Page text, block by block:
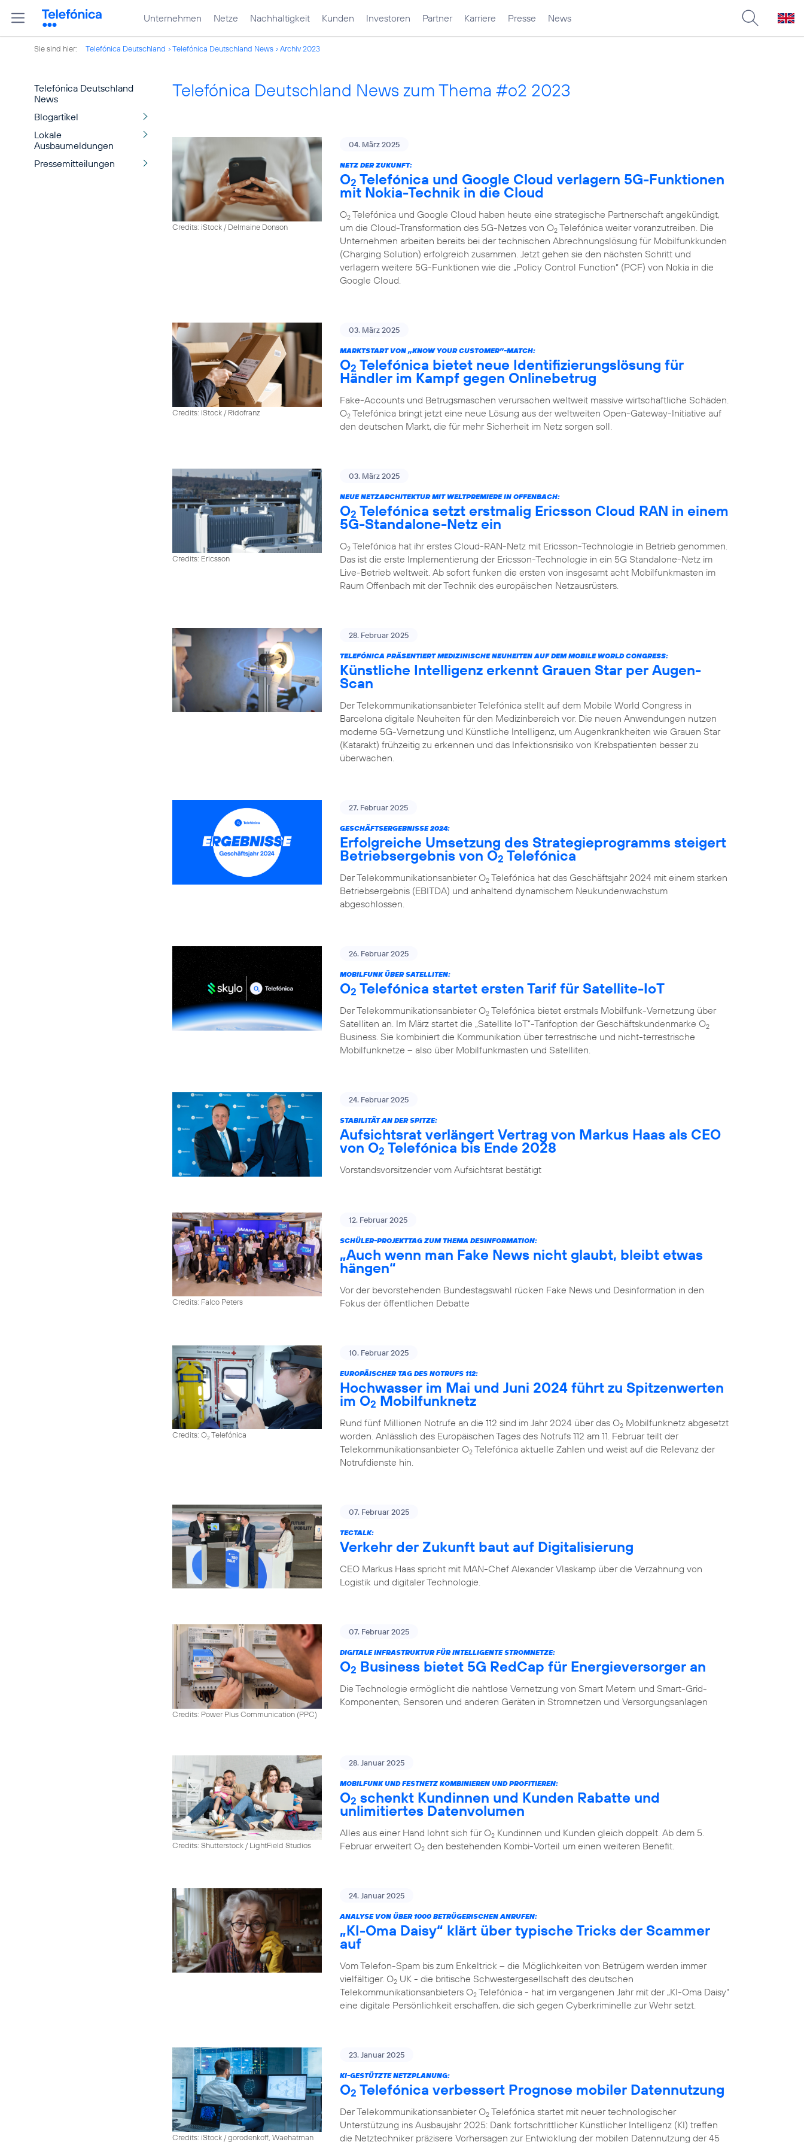
Unternehmen Netze Nachhaltigkeit Kunden Investoren Partner Karriere Presse News
Sie sind hier: Telefónica Deutschland Telefónica Deutschland News Archiv 2023
Telefónica Deutschland
News
Blogartikel
Lokale
Ausbaumeldungen
Pressemitteilungen
Telefónica Deutschland News zum Thema #o2 2023
Credits: iStock / Delmaine Donson
04. März 2025
NETZ DER ZUKUNFT:
O2 Telefónica und Google Cloud verlagern 5G-Funktionen
mit Nokia-Technik in die Cloud
O2 Telefónica und Google Cloud haben heute eine strategische Partnerschaft angekündigt,
um die Cloud-Transformation des 5G-Netzes von O2 Telefónica weiter voranzutreiben. Die
Unternehmen arbeiten bereits bei der technischen Abrechnungslösung für Mobilfunkkunden
(Charging Solution) erfolgreich zusammen. Jetzt gehen sie den nächsten Schritt und
verlagern weitere 5G-Funktionen wie die „Policy Control Function“ (PCF) von Nokia in die
Google Cloud.
Credits: iStock / Ridofranz
03. März 2025
MARKTSTART VON „KNOW YOUR CUSTOMER”-MATCH:
O2 Telefónica bietet neue Identifizierungslösung für
Händler im Kampf gegen Onlinebetrug
Fake-Accounts und Betrugsmaschen verursachen weltweit massive wirtschaftliche Schäden.
O2 Telefónica bringt jetzt eine neue Lösung aus der weltweiten Open-Gateway-Initiative auf
den deutschen Markt, die für mehr Sicherheit im Netz sorgen soll.
Credits: Ericsson
03. März 2025
NEUE NETZARCHITEKTUR MIT WELTPREMIERE IN OFFENBACH:
O2 Telefónica setzt erstmalig Ericsson Cloud RAN in einem
5G-Standalone-Netz ein
O2 Telefónica hat ihr erstes Cloud-RAN-Netz mit Ericsson-Technologie in Betrieb genommen.
Das ist die erste Implementierung der Ericsson-Technologie in ein 5G Standalone-Netz im
Live-Betrieb weltweit. Ab sofort funken die ersten von insgesamt acht Mobilfunkmasten im
Raum Offenbach mit der Technik des europäischen Netzausrüsters.
28. Februar 2025
TELEFÓNICA PRÄSENTIERT MEDIZINISCHE NEUHEITEN AUF DEM MOBILE WORLD CONGRESS:
Künstliche Intelligenz erkennt Grauen Star per Augen-
Scan
Der Telekommunikationsanbieter Telefónica stellt auf dem Mobile World Congress in
Barcelona digitale Neuheiten für den Medizinbereich vor. Die neuen Anwendungen nutzen
moderne 5G-Vernetzung und Künstliche Intelligenz, um Augenkrankheiten wie Grauen Star
(Katarakt) frühzeitig zu erkennen und das Infektionsrisiko von Krebspatienten besser zu
überwachen.
27. Februar 2025
GESCHÄFTSERGEBNISSE 2024:
Erfolgreiche Umsetzung des Strategieprogramms steigert
Betriebsergebnis von O2 Telefónica
Der Telekommunikationsanbieter O2 Telefónica hat das Geschäftsjahr 2024 mit einem starken
Betriebsergebnis (EBITDA) und anhaltend dynamischem Neukundenwachstum
abgeschlossen.
26. Februar 2025
MOBILFUNK ÜBER SATELLITEN:
O2 Telefónica startet ersten Tarif für Satellite-IoT
Der Telekommunikationsanbieter O2 Telefónica bietet erstmals Mobilfunk-Vernetzung über
Satelliten an. Im März startet die „Satellite IoT”-Tarifoption der Geschäftskundenmarke O2
Business. Sie kombiniert die Kommunikation über terrestrische und nicht-terrestrische
Mobilfunknetze – also über Mobilfunkmasten und Satelliten.
24. Februar 2025
STABILITÄT AN DER SPITZE:
Aufsichtsrat verlängert Vertrag von Markus Haas als CEO
von O2 Telefónica bis Ende 2028
Vorstandsvorsitzender vom Aufsichtsrat bestätigt
Credits: Falco Peters
12. Februar 2025
SCHÜLER-PROJEKTTAG ZUM THEMA DESINFORMATION:
„Auch wenn man Fake News nicht glaubt, bleibt etwas
hängen“
Vor der bevorstehenden Bundestagswahl rücken Fake News und Desinformation in den
Fokus der öffentlichen Debatte
Credits: O2Telefónica
10. Februar 2025
EUROPÄISCHER TAG DES NOTRUFS 112:
Hochwasser im Mai und Juni 2024 führt zu Spitzenwerten
im O2 Mobilfunknetz
Rund fünf Millionen Notrufe an die 112 sind im Jahr 2024 über das O2 Mobilfunknetz abgesetzt
worden. Anlässlich des Europäischen Tages des Notrufs 112 am 11. Februar teilt der
Telekommunikationsanbieter O2 Telefónica aktuelle Zahlen und weist auf die Relevanz der
Notrufdienste hin.
07. Februar 2025
TECTALK:
Verkehr der Zukunft baut auf Digitalisierung
CEO Markus Haas spricht mit MAN-Chef Alexander Vlaskamp über die Verzahnung von
Logistik und digitaler Technologie.
Credits: Power Plus Communication (PPC)
07. Februar 2025
DIGITALE INFRASTRUKTUR FÜR INTELLIGENTE STROMNETZE:
O2 Business bietet 5G RedCap für Energieversorger an
Die Technologie ermöglicht die nahtlose Vernetzung von Smart Metern und Smart-Grid-
Komponenten, Sensoren und anderen Geräten in Stromnetzen und Versorgungsanlagen
Credits: Shutterstock / LightField Studios
28. Januar 2025
MOBILFUNK UND FESTNETZ KOMBINIEREN UND PROFITIEREN:
O2 schenkt Kundinnen und Kunden Rabatte und
unlimitiertes Datenvolumen
Alles aus einer Hand lohnt sich für O2 Kundinnen und Kunden gleich doppelt. Ab dem 5.
Februar erweitert O2 den bestehenden Kombi-Vorteil um einen weiteren Benefit.
24. Januar 2025
ANALYSE VON ÜBER 1000 BETRÜGERISCHEN ANRUFEN:
„KI-Oma Daisy“ klärt über typische Tricks der Scammer
auf
Vom Telefon-Spam bis zum Enkeltrick – die Möglichkeiten von Betrügern werden immer
vielfältiger. O2 UK - die britische Schwestergesellschaft des deutschen
Telekommunikationsanbieters O2 Telefónica - hat im vergangenen Jahr mit der „KI-Oma Daisy“
eine digitale Persönlichkeit erschaffen, die sich gegen Cyberkriminelle zur Wehr setzt.
Credits: iStock / gorodenkoff, Waehatman
23. Januar 2025
KI-GESTÜTZTE NETZPLANUNG:
O2 Telefónica verbessert Prognose mobiler Datennutzung
Der Telekommunikationsanbieter O2 Telefónica startet mit neuer technologischer
Unterstützung ins Ausbaujahr 2025: Dank fortschrittlicher Künstlicher Intelligenz (KI) treffen
die Netztechniker präzisere Vorhersagen zur Entwicklung der mobilen Datennutzung der 45